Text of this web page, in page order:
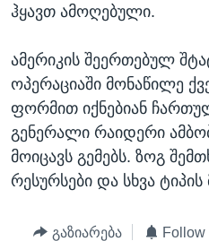
ჰყავთ ამოღებული.
ამერიკის შეერთებულ
ოპერაციაში მონაწილე
ფორმით იქნებიან
გენერალი რაიდერი
მოიცავს გემებს. ზოგ
რესურსები და სხვა
გაზიარება Follow